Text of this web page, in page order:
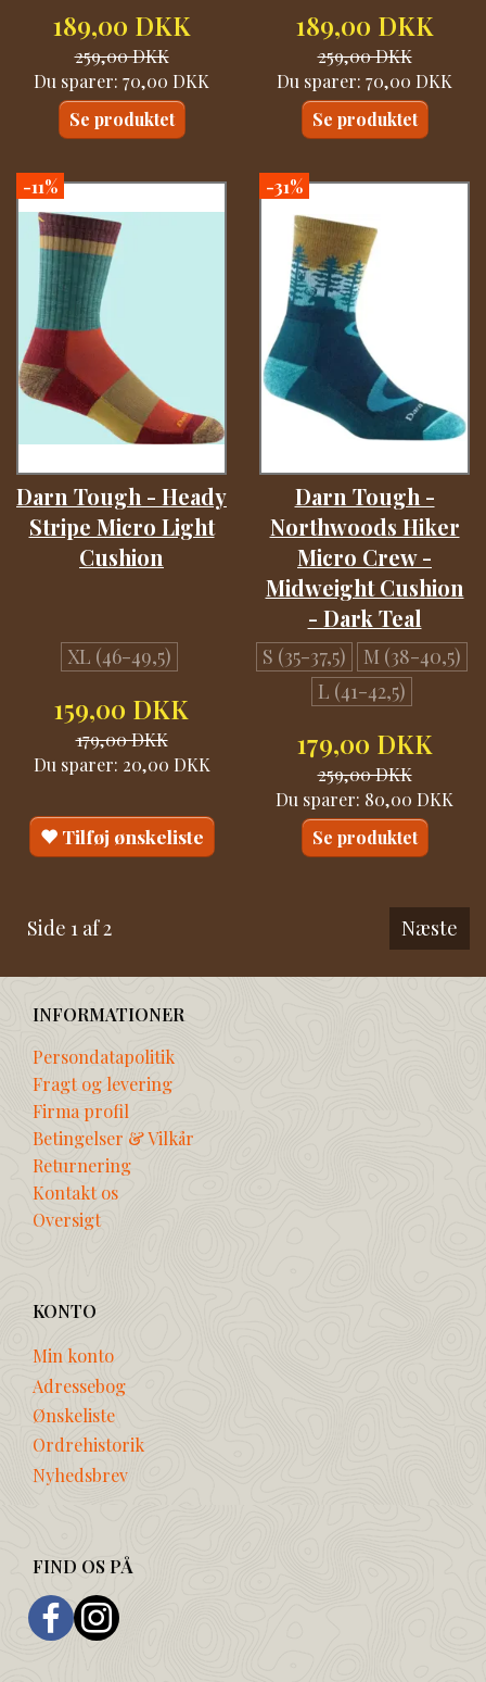
189,00 DKK
259,00 DKK
Du sparer: 70,00 DKK
Se produktet
189,00 DKK
259,00 DKK
Du sparer: 70,00 DKK
Se produktet
-11%
Darn Tough - Heady
Stripe Micro Light
Cushion
XL (46-49,5)
159,00 DKK
179,00 DKK
Du sparer: 20,00 DKK
Tilføj ønskeliste
-31%
Darn Tough -
Northwoods Hiker
Micro Crew -
Midweight Cushion
- Dark Teal
S (35-37,5)
M (38-40,5)
L (41-42,5)
179,00 DKK
259,00 DKK
Du sparer: 80,00 DKK
Se produktet
Side 1 af 2 Næste
INFORMATIONER
Persondatapolitik
Fragt og levering
Firma profil
Betingelser & Vilkår
Returnering
Kontakt os
Oversigt
KONTO
Min konto
Adressebog
Ønskeliste
Ordrehistorik
Nyhedsbrev
FIND OS PÅ